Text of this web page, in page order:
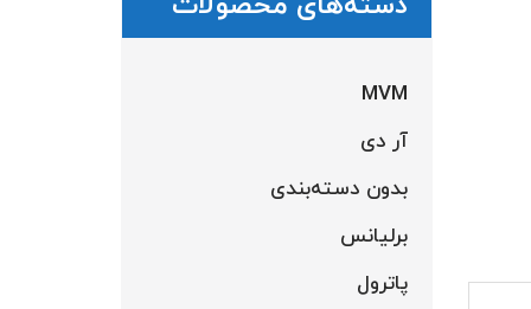
MVM
آر دی
بدون دسته‌بندی
برلیانس
پاترول